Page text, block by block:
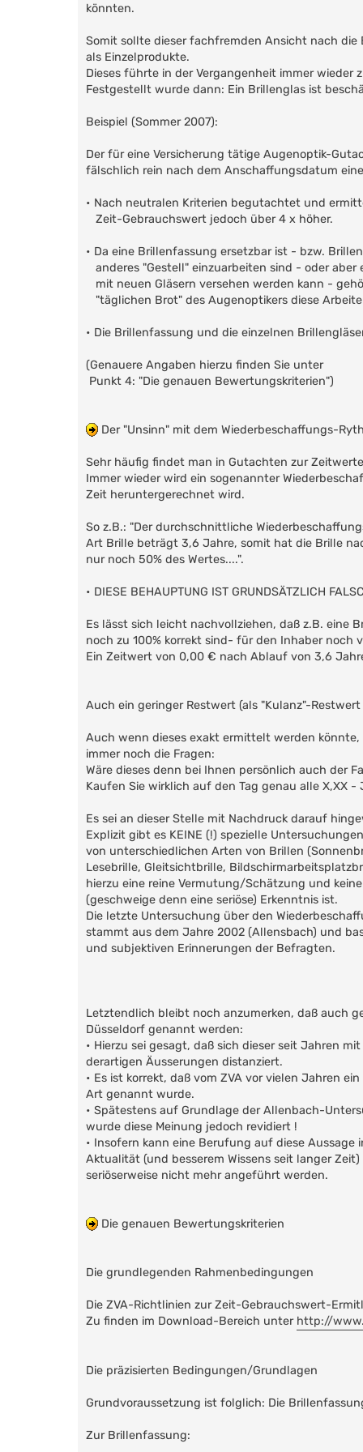
könnten.
Somit sollte dieser fachfremden Ansicht nach
als Einzelprodukte.
Dieses führte in der Vergangenheit immer
Festgestellt wurde dann: Ein Brillenglas ist
Beispiel (Sommer 2007):
Der für eine Versicherung tätige Augenoptik-
fälschlich rein nach dem Anschaffungsdatum
• Nach neutralen Kriterien begutachtet und
Zeit-Gebrauchswert jedoch über 4 x höher.
• Da eine Brillenfassung ersetzbar ist - bzw.
anderes "Gestell" einzuarbeiten sind - oder aber
mit neuen Gläsern versehen werden kann -
"täglichen Brot" des Augenoptikers diese
• Die Brillenfassung und die einzelnen
(Genauere Angaben hierzu finden Sie unter
Punkt 4: "Die genauen Bewertungskriterien")
Der "Unsinn" mit dem Wiederbeschaffungs-
Sehr häufig findet man in Gutachten zur
Immer wieder wird ein sogenannter
Zeit heruntergerechnet wird.
So z.B.: "Der durchschnittliche
Art Brille beträgt 3,6 Jahre, somit hat die Brille
nur noch 50% des Wertes....".
• DIESE BEHAUPTUNG IST GRUNDSÄTZLICH
Es lässt sich leicht nachvollziehen, daß z.B. eine
noch zu 100% korrekt sind- für den Inhaber noch
Ein Zeitwert von 0,00 € nach Ablauf von 3,6
Auch ein geringer Restwert (als "Kulanz"-
Auch wenn dieses exakt ermittelt werden könnte,
immer noch die Fragen:
Wäre dieses denn bei Ihnen persönlich auch der
Kaufen Sie wirklich auf den Tag genau alle X,XX -
Es sei an dieser Stelle mit Nachdruck darauf
Explizit gibt es KEINE (!) spezielle
von unterschiedlichen Arten von Brillen
Lesebrille, Gleitsichtbrille,
hierzu eine reine Vermutung/Schätzung und
(geschweige denn eine seriöse) Erkenntnis ist.
Die letzte Untersuchung über den
stammt aus dem Jahre 2002 (Allensbach) und
und subjektiven Erinnerungen der Befragten.
Letztendlich bleibt noch anzumerken, daß auch
Düsseldorf genannt werden:
• Hierzu sei gesagt, daß sich dieser seit Jahren
derartigen Äusserungen distanziert.
• Es ist korrekt, daß vom ZVA vor vielen Jahren
Art genannt wurde.
• Spätestens auf Grundlage der Allenbach-
wurde diese Meinung jedoch revidiert !
• Insofern kann eine Berufung auf diese Aussage
Aktualität (und besserem Wissens seit langer Zeit)
seriöserweise nicht mehr angeführt werden.
Die genauen Bewertungskriterien
Die grundlegenden Rahmenbedingungen
Die ZVA-Richtlinien zur Zeit-Gebrauchswert-
Zu finden im Download-Bereich unter http://
Die präzisierten Bedingungen/Grundlagen
Grundvoraussetzung ist folglich: Die
Zur Brillenfassung: